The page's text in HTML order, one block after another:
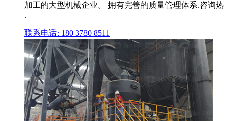
加工的大型机械企业。 拥有完善的质量管理体系.咨询热
.
联系电话: 180 3780 8511